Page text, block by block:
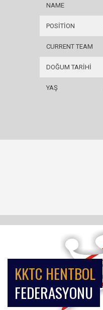
NAME
POSITION
CURRENT TEAM
DOĞUM TARIHI
YAŞ
KKTC HENTBOL
FEDERASYONU